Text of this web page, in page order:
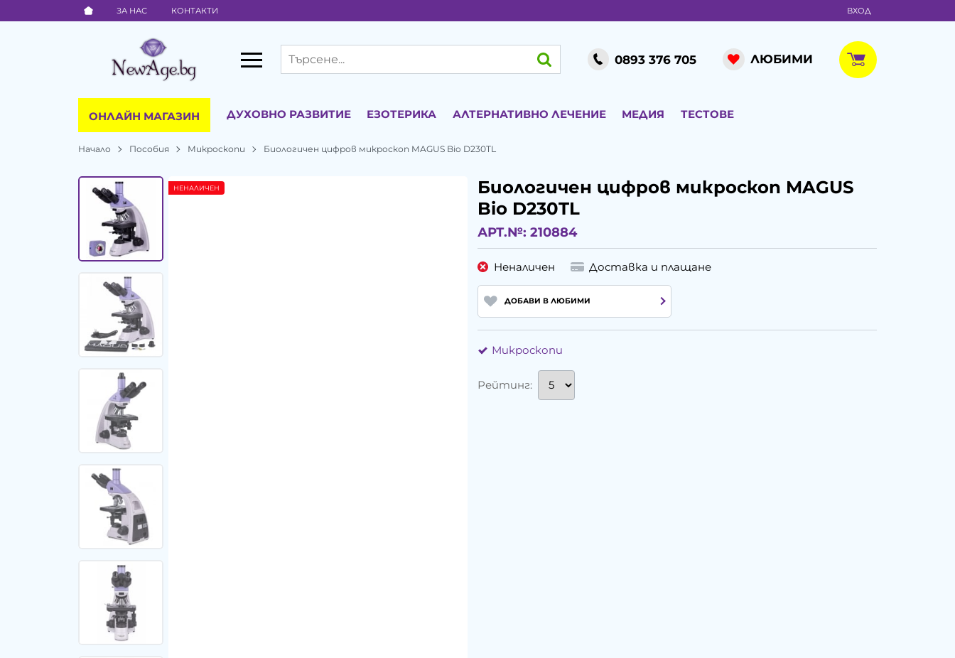
ЗА НАС КОНТАКТИ ВХОД
0893 376 705 ЛЮБИМИ
ОНЛАЙН МАГАЗИН ДУХОВНО РАЗВИТИЕ ЕЗОТЕРИКА АЛТЕРНАТИВНО ЛЕЧЕНИЕ МЕДИЯ ТЕСТОВЕ
Начало Пособия Микроскопи Биологичен цифров микроскоп MAGUS Bio D230TL
Биологичен цифров микроскоп MAGUS
Bio D230TL
АРТ.№: 210884
НЕНАЛИЧЕН
Неналичен Доставка и плащане
ДОБАВИ В ЛЮБИМИ
Микроскопи
Рейтинг: